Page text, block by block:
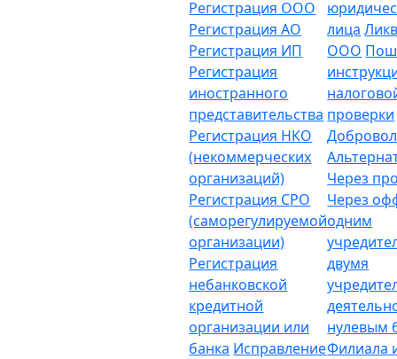
Регистрация ООО
Регистрация АО
Регистрация ИП
Регистрация
иностранного
представительства
Регистрация НКО
(некоммерческих
организаций)
Регистрация СРО
(саморегулируемой
организации)
Регистрация
небанковской
кредитной
организации или
банка Исправление
лица
ООО
проверки
Через
Через
одним
двумя
нулевым
Филиала